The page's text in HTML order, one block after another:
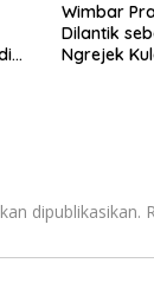
Wimbar
Dilantik
Ngrejek
dipublikasikan.